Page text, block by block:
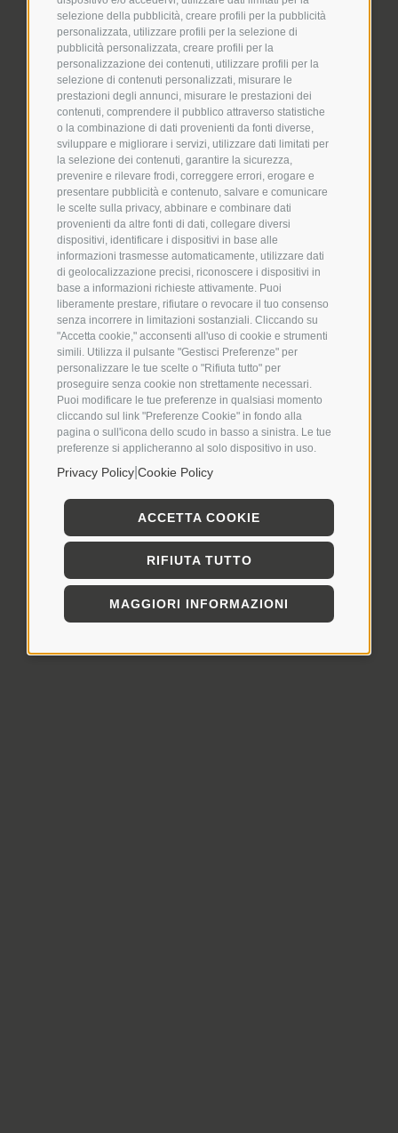
selezione della pubblicità, creare profili per la pubblicità
personalizzata, utilizzare profili per la selezione di
pubblicità personalizzata, creare profili per la
personalizzazione dei contenuti, utilizzare profili per la
selezione di contenuti personalizzati, misurare le
prestazioni degli annunci, misurare le prestazioni dei
contenuti, comprendere il pubblico attraverso statistiche
o la combinazione di dati provenienti da fonti diverse,
sviluppare e migliorare i servizi, utilizzare dati limitati per
la selezione dei contenuti, garantire la sicurezza,
prevenire e rilevare frodi, correggere errori, erogare e
presentare pubblicità e contenuto, salvare e comunicare
le scelte sulla privacy, abbinare e combinare dati
provenienti da altre fonti di dati, collegare diversi
dispositivi, identificare i dispositivi in base alle
informazioni trasmesse automaticamente, utilizzare dati
di geolocalizzazione precisi, riconoscere i dispositivi in
base a informazioni richieste attivamente. Puoi
liberamente prestare, rifiutare o revocare il tuo consenso
senza incorrere in limitazioni sostanziali. Cliccando su
"Accetta cookie," acconsenti all'uso di cookie e strumenti
simili. Utilizza il pulsante "Gestisci Preferenze" per
personalizzare le tue scelte o "Rifiuta tutto" per
proseguire senza cookie non strettamente necessari.
Puoi modificare le tue preferenze in qualsiasi momento
cliccando sul link "Preferenze Cookie" in fondo alla
pagina o sull'icona dello scudo in basso a sinistra. Le tue
preferenze si applicheranno al solo dispositivo in uso.
Privacy Policy Cookie Policy
ACCETTA COOKIE
RIFIUTA TUTTO
MAGGIORI INFORMAZIONI